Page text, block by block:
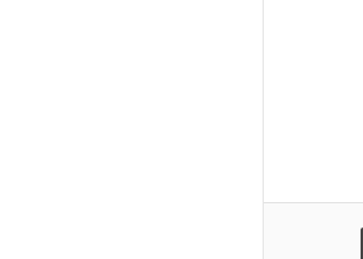
طباعة